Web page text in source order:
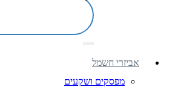
אביזרי חשמל
מפסקים ושקעים